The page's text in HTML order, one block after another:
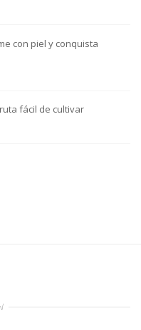
con piel y conquista
fácil de cultivar